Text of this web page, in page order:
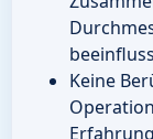
Keine